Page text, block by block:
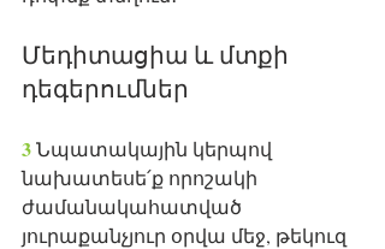
Մեդիտացիա և մտքի
դեգերումներ
3 Նպատակային կերպով
նախատեսե՛ք որոշակի
ժամանակահատված
յուրաքանչյուր օրվա մեջ, թեկուզ